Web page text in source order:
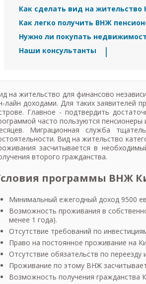
Как сделать вид на
Как легко получить ВНЖ
Нужно ли покупать
Наши консультанты
на жительство для финансово
лайн доходами. Для таких заявителей
Главное - подтвердить
часто пользуются
Миграционная служба
Вид на жительство
засчитывается в
второго гражданства.
программы ВНЖ
Минимальный ежегодный доход 9500
Возможность проживания в
менее 1 года).
Отсутствие требований по
Право на постоянное проживание на
Отсутствие обязательств по переезду
Проживание по этому ВНЖ
Возможность получения гражданства